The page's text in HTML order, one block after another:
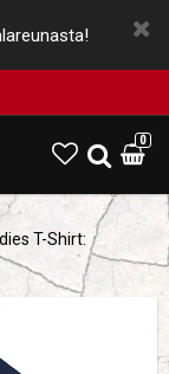
0
T-Shirt: